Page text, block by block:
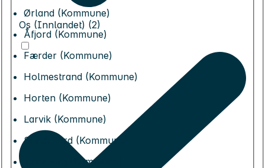
Ørland (Kommune)
Åfjord (Kommune)
Færder (Kommune)
Holmestrand (Kommune)
Horten (Kommune)
Larvik (Kommune)
Sandefjord (Kommune)
Tønsberg (Kommune)
Os (Innlandet) (2)